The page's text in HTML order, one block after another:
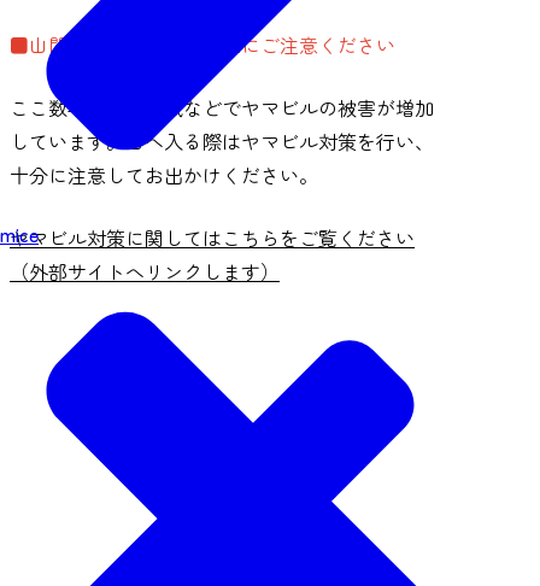
mice
■山間部でのヤマビル発生にご注意ください
ここ数年、秋保地域などでヤマビルの被害が増加
しています。山へ入る際はヤマビル対策を行い、
十分に注意してお出かけください。
ヤマビル対策に関してはこちらをご覧ください
（外部サイトへリンクします）